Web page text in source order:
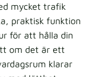
mycket trafik
praktisk funktion
för att hålla din
om det är ett
klarar